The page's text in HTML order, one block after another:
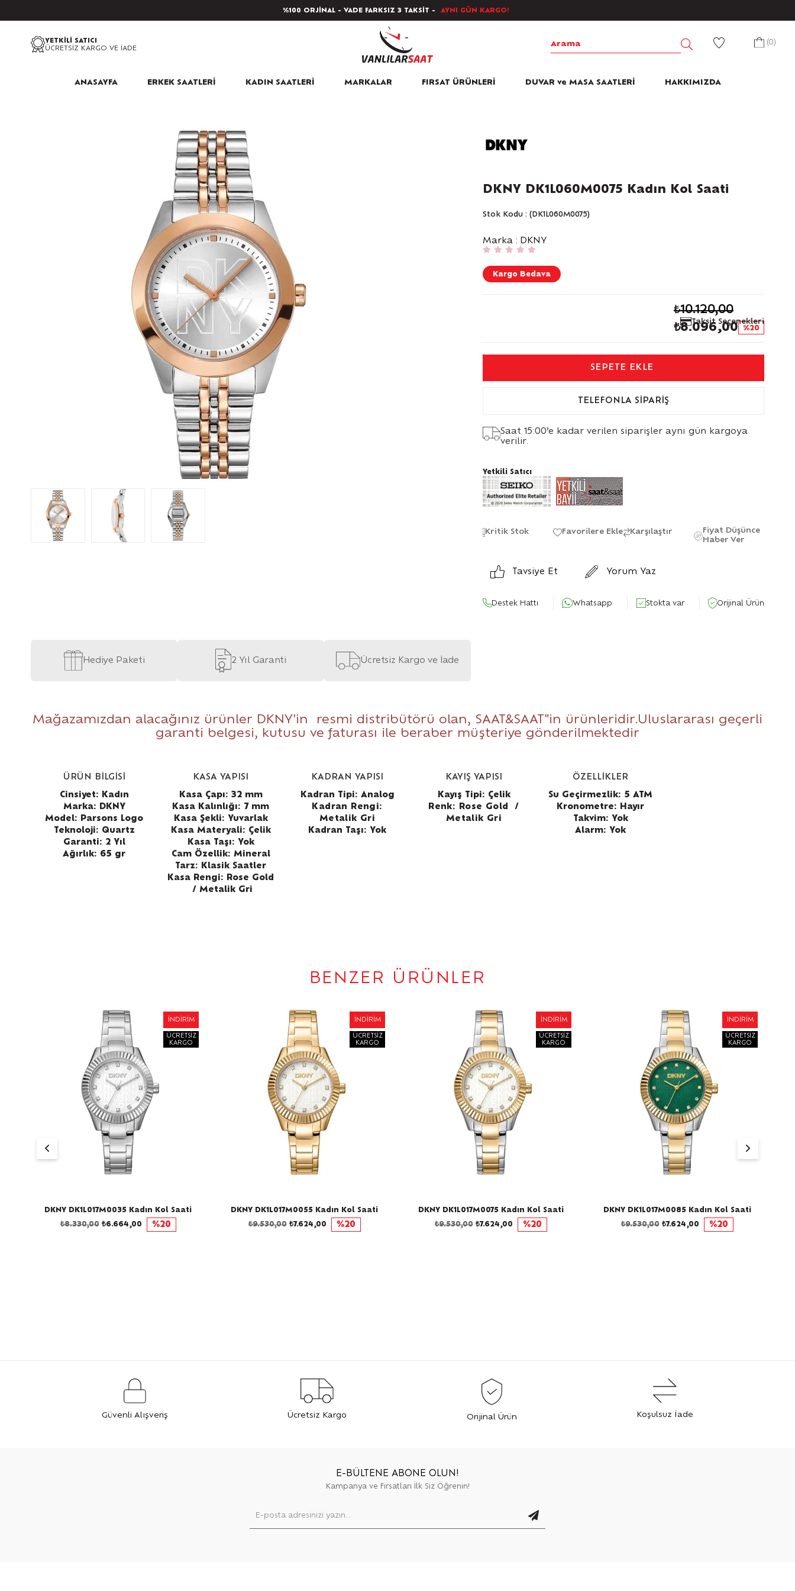
%100 ORJİNAL - VADE FARKSIZ 3 TAKSİT - AYNI GÜN KARGO!
YETKİLİ SATICI
ÜCRETSİZ KARGO VE İADE
0
ANASAYFA ERKEK SAATLERİ KADIN SAATLERİ MARKALAR FIRSAT ÜRÜNLERİ DUVAR ve MASA SAATLERİ HAKKIMIZDA
DKNY DK1L060M0075 Kadın Kol Saati
Stok Kodu (DK1L060M0075)
Marka : DKNY
Kargo Bedava
Taksit Seçenekleri
20
₺10.120,00
₺8.096,00
TELEFONLA SIPARIŞ
Saat 15:00’e kadar verilen siparişler aynı gün kargoya
verilir.
Yetkili Satıcı
Kritik Stok Favorilere Ekle Karşılaştır
Fiyat Düşünce
Haber Ver
Tavsiye Et Yorum Yaz
Destek Hattı Whatsapp Stokta var Orijinal Ürün
Hediye Paketi 2 Yıl Garanti Ücretsiz Kargo ve İade
Mağazamızdan alacağınız ürünler DKNY'in resmi distribütörü olan, SAAT&SAAT "in ürünleridir.Uluslararası geçerli
garanti belgesi, kutusu ve faturası ile beraber müşteriye gönderilmektedir
ÜRÜN BİLGİSİ
Cinsiyet: Kadın
Marka: DKNY
Model: Parsons Logo
Teknoloji: Quartz
Garanti: 2 Yıl
Ağırlık: 65 gr
KASA YAPISI
Kasa Çapı: 32 mm
Kasa Kalınlığı: 7 mm
Kasa Şekli: Yuvarlak
Kasa Materyali: Çelik
Kasa Taşı: Yok
Cam Özellik: Mineral
Tarz: Klasik Saatler
Kasa Rengi: Rose Gold
/ Metalik Gri
KADRAN YAPISI
Kadran Tipi: Analog
Kadran Rengi:
Metalik Gri
Kadran Taşı: Yok
KAYIŞ YAPISI
Kayış Tipi: Çelik
Renk:
Rose Gold /
Metalik Gri
ÖZELLİKLER
Su Geçirmezlik: 5 ATM
Kronometre: Hayır
Takvim: Yok
Alarm: Yok
BENZER ÜRÜNLER
DKNY DK1L017M0035 Kadın Kol Saati
İNDIRIM
ÜCRETSIZ
KARGO
₺6.664,00
₺8.330,00 %20
DKNY DK1L017M0055 Kadın Kol Saati
İNDIRIM
ÜCRETSIZ
KARGO
₺7.624,00
₺9.530,00 %20
DKNY DK1L017M0075 Kadın Kol Saati
İNDIRIM
ÜCRETSIZ
KARGO
₺7.624,00
₺9.530,00 %20
DKNY DK1L017M0085 Kadın Kol Saati
İNDIRIM
ÜCRETSIZ
KARGO
₺7.624,00
₺9.530,00 %20
Güvenli Alışveriş Ücretsiz Kargo Orijinal Ürün Koşulsuz İade
E-BÜLTENE ABONE OLUN!
Kampanya ve Fırsatları İlk Siz Öğrenin!